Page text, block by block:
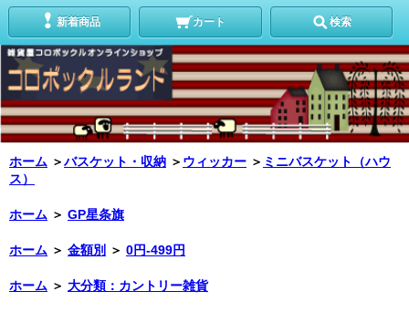
新着商品 カート 検索
ホーム ＞バスケット・収納 ＞ ウィッカー ＞ ミニバスケット（ハウ
ス）
ホーム ＞ GP星条旗
ホーム ＞ 金額別 ＞ 0円-499円
ホーム ＞ 大分類：カントリー雑貨